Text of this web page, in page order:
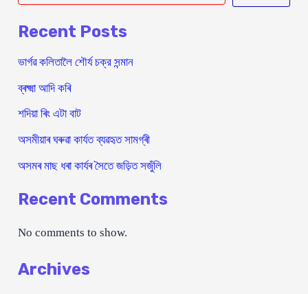
Recent Posts
ভাৰ্গৱ কলিতালৈ শৌর্য চক্র সন্মান
ব্ৰক্ষ্মা আদি কৰি
শদিয়া ৰিং এটা বাট
অসমীয়াৰ ঘৰুৱা কাৰ্যত ব্যৱহৃত সামগ্ৰী
অসমৰ মাছ ধৰা কাৰ্যৰ সৈতে জড়িত সজুঁলি
Recent Comments
No comments to show.
Archives